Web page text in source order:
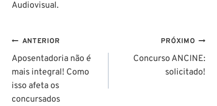
Audiovisual.
Navegação
de
Post
ANTERIOR
Aposentadoria não é
mais integral! Como
isso afeta os
concursados
PRÓXIMO
Concurso ANCINE:
solicitado!